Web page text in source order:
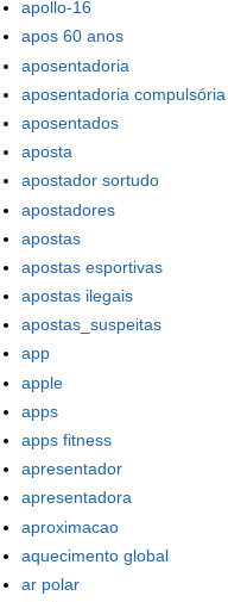
apollo-16
apos 60 anos
aposentadoria
aposentadoria compulsória
aposentados
aposta
apostador sortudo
apostadores
apostas
apostas esportivas
apostas ilegais
apostas_suspeitas
app
apple
apps
apps fitness
apresentador
apresentadora
aproximacao
aquecimento global
ar polar